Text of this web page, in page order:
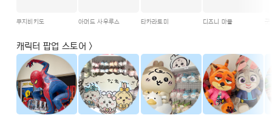
쿠지비키도 아머드 사우루스 타카라토미 디즈니 마블
캐릭터 팝업 스토어 >